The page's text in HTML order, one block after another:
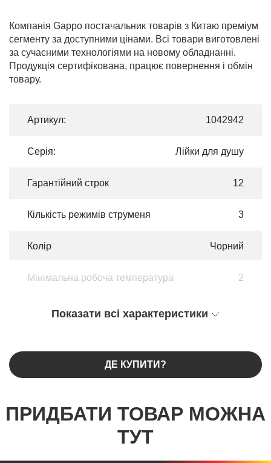
Компанія Gappo постачальник товарів з Китаю преміум
сегменту за доступними цінами. Всі товари виготовлені
за сучасними технологіями на новому обладнанні.
Продукція сертифікована, працює повернення і обмін
товару.
Артикул: 1042942
Серія: Лійки для душу
Гарантійний строк 12
Кількість режимів струменя 3
Колір Чорний
Мінімальна робоча температура 2
Показати всі характеристики
ДЕ КУПИТИ?
ПРИДБАТИ ТОВАР МОЖНА
ТУТ